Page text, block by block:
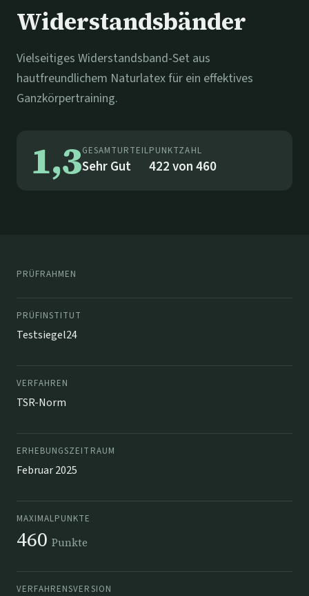
Widerstandsbänder
Vielseitiges Widerstandsband-Set aus
hautfreundlichem Naturlatex für ein effektives
Ganzkörpertraining.
1,3GESAMTURTEIL
Sehr Gut
PUNKTZAHL
422von460
PRÜFRAHMEN
PRÜFINSTITUT
Testsiegel24
VERFAHREN
TSR-Norm
ERHEBUNGSZEITRAUM
Februar 2025
MAXIMALPUNKTE
460 Punkte
VERFAHRENSVERSION